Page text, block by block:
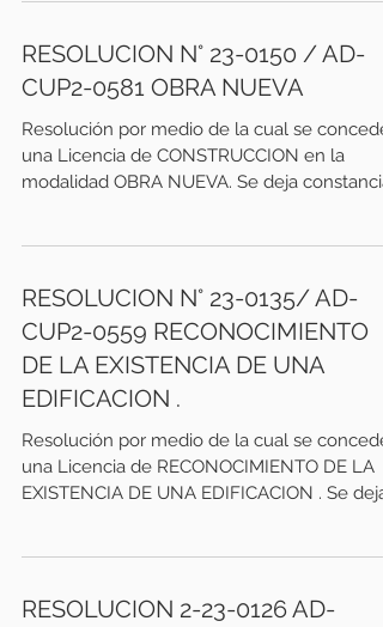
RESOLUCION N° 23-0150 / AD-
CUP2-0581 OBRA NUEVA
Resolución por medio de la cual se concede
una Licencia de CONSTRUCCION en la
modalidad OBRA NUEVA. Se deja constancia
RESOLUCION N° 23-0135/ AD-
CUP2-0559 RECONOCIMIENTO
DE LA EXISTENCIA DE UNA
EDIFICACION .
Resolución por medio de la cual se concede
una Licencia de RECONOCIMIENTO DE LA
EXISTENCIA DE UNA EDIFICACION . Se deja
RESOLUCION 2-23-0126 AD-